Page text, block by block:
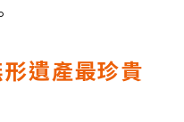
遺產最珍貴